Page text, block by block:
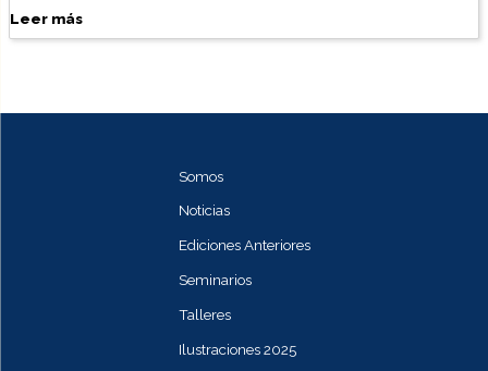
Leer más
Somos
Noticias
Ediciones Anteriores
Seminarios
Talleres
Ilustraciones 2025